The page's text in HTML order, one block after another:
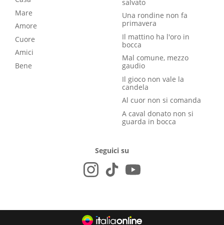
Mare
Amore
Cuore
Amici
Bene
salvato
Una rondine non fa
primavera
Il mattino ha l'oro in
bocca
Mal comune, mezzo
gaudio
Il gioco non vale la
candela
Al cuor non si comanda
A caval donato non si
guarda in bocca
Seguici su